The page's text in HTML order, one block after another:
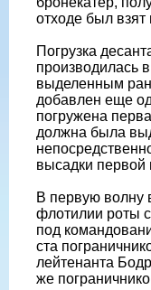
отходе был взят
Погрузка
производилась
выделенным
добавлен еще
погружена
должна была
высадки первой
В первую волну
флотилии роты
под
ста
лейтенанта
же